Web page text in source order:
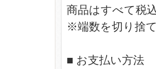
商品はすべて税
※端数を切り捨
■ お支払い方法